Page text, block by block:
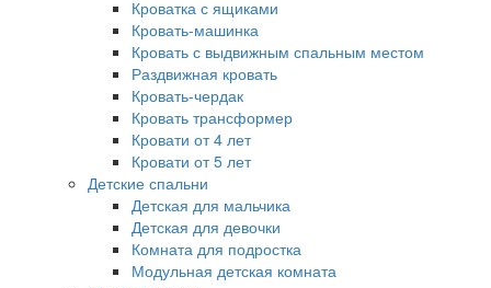
Кроватка с ящиками
Кровать-машинка
Кровать с выдвижным спальным местом
Раздвижная кровать
Кровать-чердак
Кровать трансформер
Кровати от 4 лет
Кровати от 5 лет
Детские спальни
Детская для мальчика
Детская для девочки
Комната для подростка
Модульная детская комната